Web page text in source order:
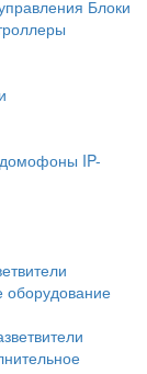
Блоки
IP-
оборудование